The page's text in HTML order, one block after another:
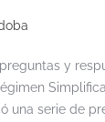
y
una serie de